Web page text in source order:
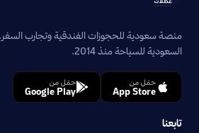
منصة سعودية للحجوزات الفندقية وتجارب
السعودية للسياحة منذ 2014.
حمّل من
App Store
حمّل من
Google Play
تابعنا